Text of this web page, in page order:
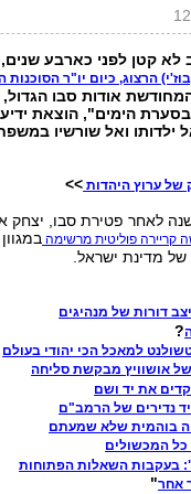
קטן לפני כארבע
הרצוג, כיום יו"ר הסוכנות
אודות סבו
הימים", הוצאת
ואל שורשיו
של ערוץ היהדות >>
(בוז'י) הרצוג נולד בשנת 1960, שנה לאחר פטירת
קריירה פוליטית מרשימה
של מדינת ישראל.
דורות של מנהיגים
?
למאכל הכי יהודי בעולם
אושוויץ מבקשת סליחה
את יד ושם
נדירים של הרמב"ם
בוהמית שלא שמעתם
כל המכשולים
בעקבות השאלות הפתוחות
אחר"